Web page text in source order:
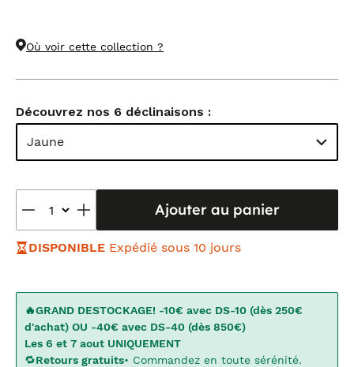
Où voir cette collection ?
Découvrez nos 6 déclinaisons :
Jaune
Ajouter au panier
DISPONIBLE Expédié sous 10 jours
🔥GRAND DESTOCKAGE! -10€ avec DS-10 (dès 250€
d'achat) OU -40€ avec DS-40 (dès 850€)
Les 6 et 7 aout UNIQUEMENT
🔁Retours gratuits• Commandez en toute sérénité.